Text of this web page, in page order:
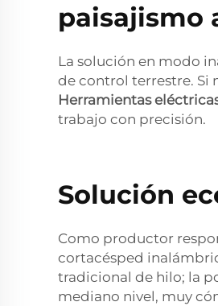
paisajismo
La solución en modo
de control terrestre. Si
Herramientas
trabajo con precisión.
Solución
Como productor
cortacésped
tradicional de hilo; la
mediano nivel, muy